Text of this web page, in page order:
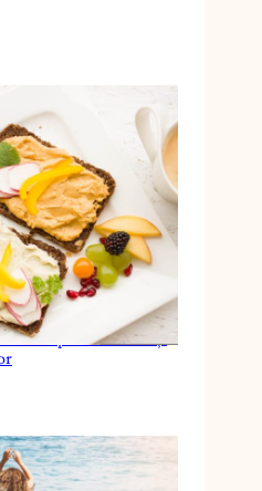
despre dieta keto și